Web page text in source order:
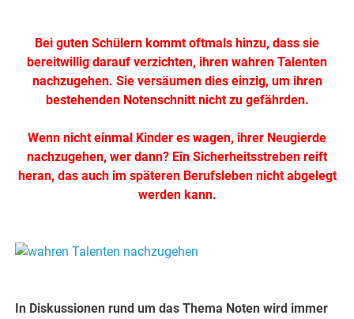
Bei guten Schülern kommt oftmals hinzu, dass sie
bereitwillig darauf verzichten, ihren wahren Talenten
nachzugehen. Sie versäumen dies einzig, um ihren
bestehenden Notenschnitt nicht zu gefährden.
Wenn nicht einmal Kinder es wagen, ihrer Neugierde
nachzugehen, wer dann? Ein Sicherheitsstreben reift
heran, das auch im späteren Berufsleben nicht abgelegt
werden kann.
In Diskussionen rund um das Thema Noten wird immer